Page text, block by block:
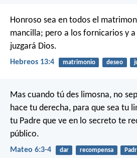
Honroso sea en todos el
mancilla; pero a los fornicarios y
juzgará Dios.
Hebreos 13:4 matrimonio deseo
Mas cuando tú des limosna, no
hace tu derecha, para que sea tu
tu Padre que ve en lo secreto te
público.
Mateo 6:3-4 dar recompensa